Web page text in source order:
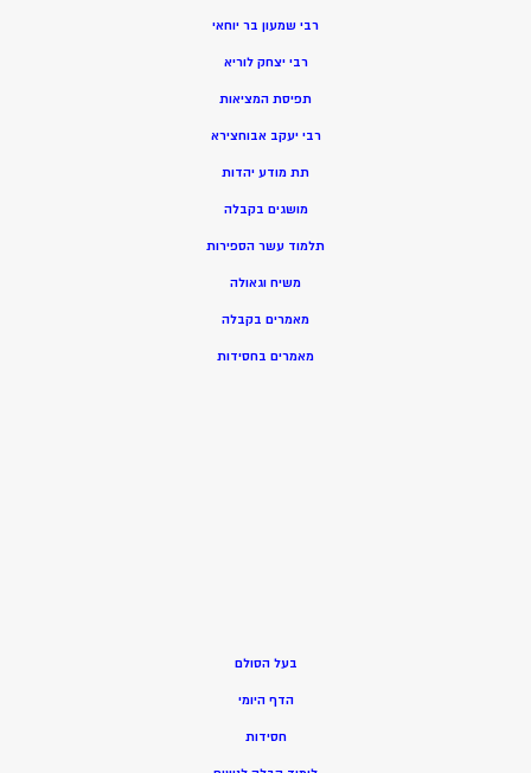
רבי שמעון בר יוחאי
רבי יצחק לוריא
תפיסת המציאות
רבי יעקב אבוחצירא
תת מודע יהדות
מושגים בקבלה
תלמוד עשר הספירות
משיח וגאולה
מאמרים בקבלה
מאמרים בחסידות
בעל הסולם
הדף היומי
חסידות